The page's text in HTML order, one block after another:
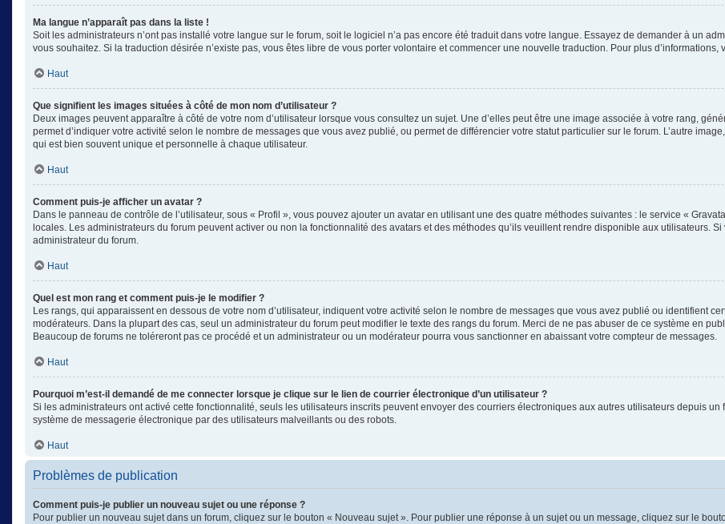
Ma langue n’apparaît pas dans la liste !
Soit les administrateurs n’ont pas installé votre langue sur le forum, soit le logiciel n’a pas encore été traduit dans votre langue. Essayez de demander à un
vous souhaitez. Si la traduction désirée n’existe pas, vous êtes libre de vous porter volontaire et commencer une nouvelle traduction. Pour plus d’informations,
Haut
Que signifient les images situées à côté de mon nom d’utilisateur ?
Deux images peuvent apparaître à côté de votre nom d’utilisateur lorsque vous consultez un sujet. Une d’elles peut être une image associée à votre rang,
permet d’indiquer votre activité selon le nombre de messages que vous avez publié, ou permet de différencier votre statut particulier sur le forum. L’autre
qui est bien souvent unique et personnelle à chaque utilisateur.
Haut
Comment puis-je afficher un avatar ?
Dans le panneau de contrôle de l’utilisateur, sous « Profil », vous pouvez ajouter un avatar en utilisant une des quatre méthodes suivantes : le service «
locales. Les administrateurs du forum peuvent activer ou non la fonctionnalité des avatars et des méthodes qu’ils veuillent rendre disponible aux utilisateurs.
administrateur du forum.
Haut
Quel est mon rang et comment puis-je le modifier ?
Les rangs, qui apparaissent en dessous de votre nom d’utilisateur, indiquent votre activité selon le nombre de messages que vous avez publié ou identifient
modérateurs. Dans la plupart des cas, seul un administrateur du forum peut modifier le texte des rangs du forum. Merci de ne pas abuser de ce système en
Beaucoup de forums ne toléreront pas ce procédé et un administrateur ou un modérateur pourra vous sanctionner en abaissant votre compteur de messages.
Haut
Pourquoi m’est-il demandé de me connecter lorsque je clique sur le lien de courrier électronique d’un utilisateur ?
Si les administrateurs ont activé cette fonctionnalité, seuls les utilisateurs inscrits peuvent envoyer des courriers électroniques aux autres utilisateurs depuis
système de messagerie électronique par des utilisateurs malveillants ou des robots.
Haut
Problèmes de publication
Comment puis-je publier un nouveau sujet ou une réponse ?
Pour publier un nouveau sujet dans un forum, cliquez sur le bouton « Nouveau sujet ». Pour publier une réponse à un sujet ou un message, cliquez sur le